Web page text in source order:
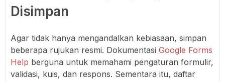
Disimpan
Agar tidak hanya mengandalkan kebiasaan, simpan
beberapa rujukan resmi. Dokumentasi Google Forms
Help berguna untuk memahami pengaturan formulir,
validasi, kuis, dan respons. Sementara itu, daftar